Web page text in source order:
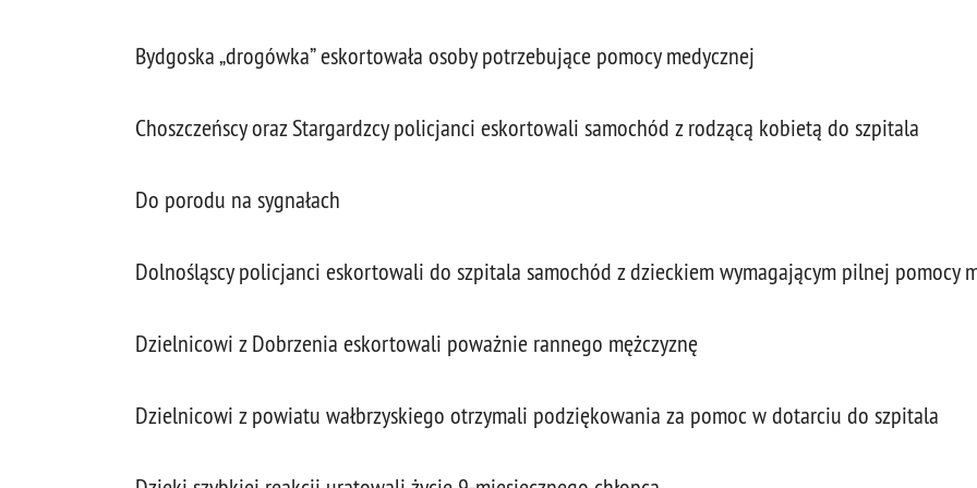
Bydgoska „drogówka” eskortowała osoby potrzebujące pomocy medycznej
Choszczeńscy oraz Stargardzcy policjanci eskortowali samochód z rodzącą kobietą do szpitala
Do porodu na sygnałach
Dolnośląscy policjanci eskortowali do szpitala samochód z dzieckiem wymagającym pilnej pomocy
Dzielnicowi z Dobrzenia eskortowali poważnie rannego mężczyznę
Dzielnicowi z powiatu wałbrzyskiego otrzymali podziękowania za pomoc w dotarciu do szpitala